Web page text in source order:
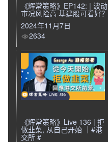
《辉常策略》EP142: | 波动
市况风险高 基建股可看好？
2024年11月7日
2634
《辉常策略》Live 136 | 拒
做韭菜, 从自己开始 ｜#港
交所 #